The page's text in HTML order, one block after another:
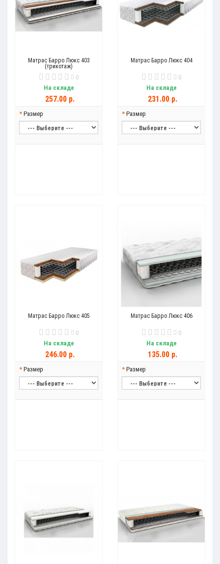
Матрас Барро Люкс 403
(трикотаж)
0
На складе
257.00 р.
Размер
Матрас Барро Люкс 404
0
На складе
231.00 р.
Размер
Матрас Барро Люкс 405
0
На складе
246.00 р.
Размер
Матрас Барро Люкс 406
0
На складе
135.00 р.
Размер